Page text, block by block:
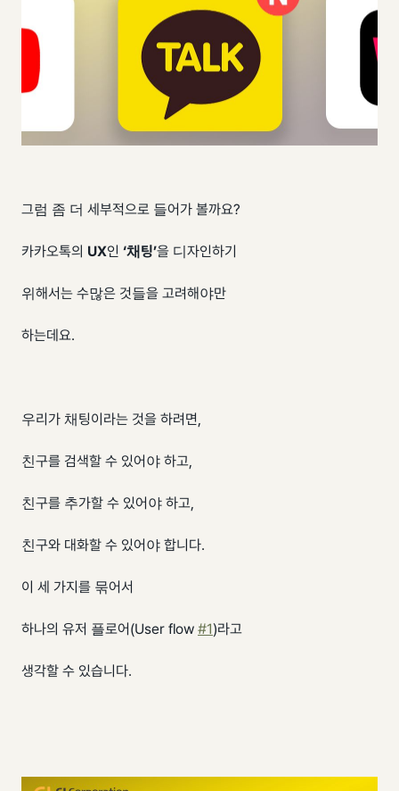
​그럼 좀 더 세부적으로 들어가 볼까요?
카카오톡의 UX인 ‘채팅’을 디자인하기
위해서는 수많은 것들을 고려해야만
하는데요.
우리가 채팅이라는 것을 하려면,
친구를 검색할 수 있어야 하고,
친구를 추가할 수 있어야 하고,
친구와 대화할 수 있어야 합니다.
이 세 가지를 묶어서
하나의 유저 플로어(User flow #1)라고
생각할 수 있습니다.